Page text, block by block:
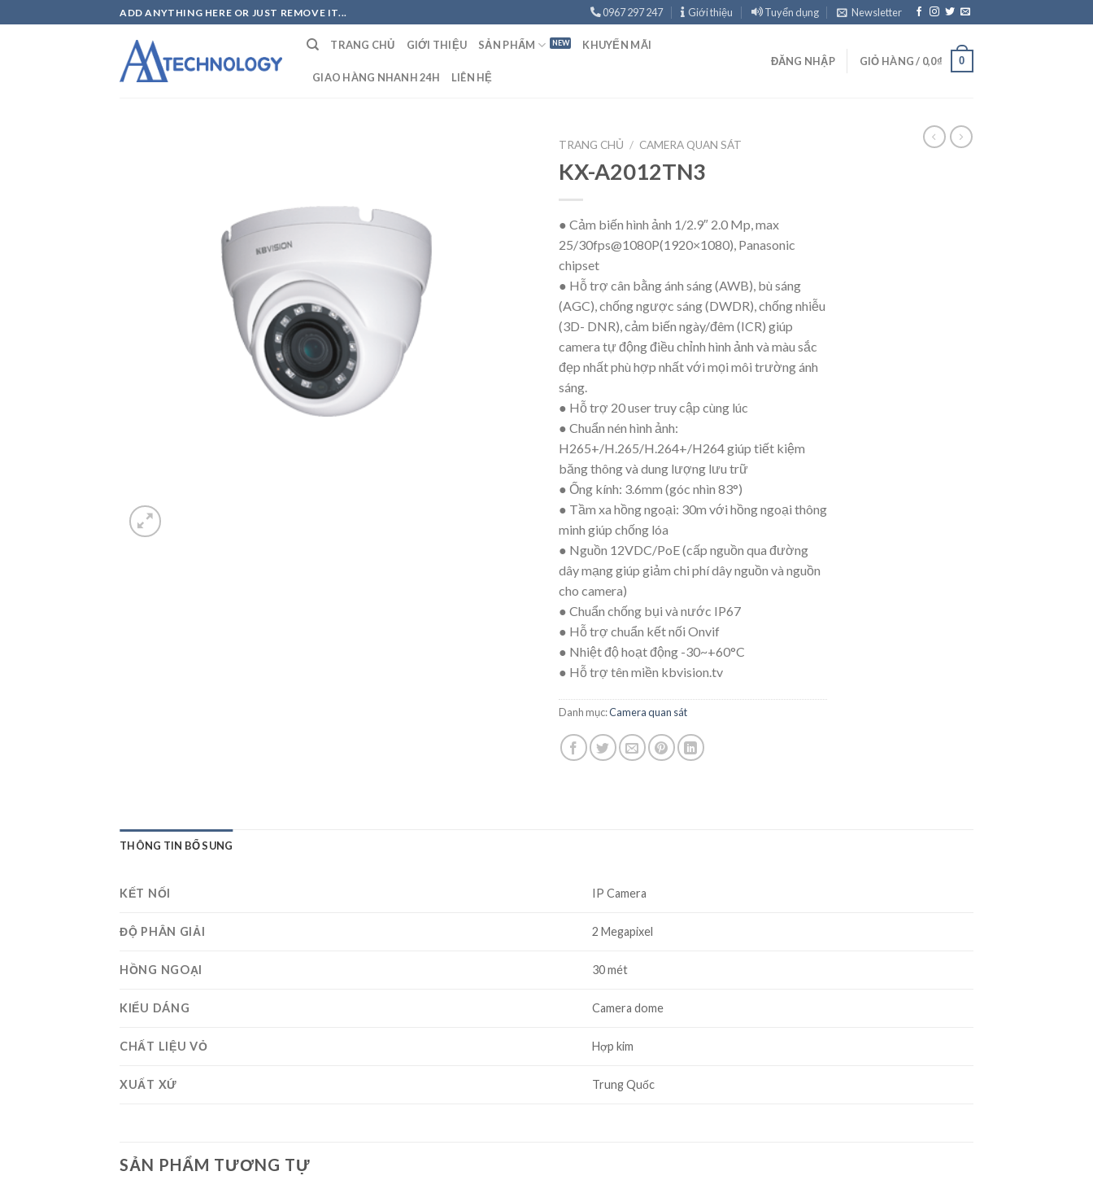
to
ADD ANYTHING HERE OR JUST REMOVE IT... 0967 297 247 Giới thiệu Tuyển dụng Newsletter
TRANG CHỦ GIỚI THIỆU SẢN PHẨM KHUYẾN MÃI
GIAO HÀNG NHANH 24H LIÊN HỆ
ĐĂNG NHẬP GIỎ HÀNG / 0,0₫ 0
TRANG CHỦ / CAMERA QUAN SÁT
KX-A2012TN3
● Cảm biến hình ảnh 1/2.9″ 2.0 Mp, max
25/30fps@1080P(1920×1080), Panasonic
chipset
● Hỗ trợ cân bằng ánh sáng (AWB), bù sáng
(AGC), chống ngược sáng (DWDR), chống nhiễu
(3D- DNR), cảm biến ngày/đêm (ICR) giúp
camera tự động điều chỉnh hình ảnh và màu sắc
đẹp nhất phù hợp nhất với mọi môi trường ánh
sáng.
● Hỗ trợ 20 user truy cập cùng lúc
● Chuẩn nén hình ảnh:
H265+/H.265/H.264+/H264 giúp tiết kiệm
băng thông và dung lượng lưu trữ
● Ống kính: 3.6mm (góc nhìn 83°)
● Tầm xa hồng ngoại: 30m với hồng ngoại thông
minh giúp chống lóa
● Nguồn 12VDC/PoE (cấp nguồn qua đường
dây mạng giúp giảm chi phí dây nguồn và nguồn
cho camera)
● Chuẩn chống bụi và nước IP67
● Hỗ trợ chuẩn kết nối Onvif
● Nhiệt độ hoạt động -30~+60°C
● Hỗ trợ tên miền kbvision.tv
Danh mục:Camera quan sát
THÔNG TIN BỔ SUNG
KẾT NỐI IP Camera
ĐỘ PHÂN GIẢI 2 Megapixel
HỒNG NGOẠI 30 mét
KIỂU DÁNG Camera dome
CHẤT LIỆU VỎ Hợp kim
XUẤT XỨ Trung Quốc
SẢN PHẨM TƯƠNG TỰ